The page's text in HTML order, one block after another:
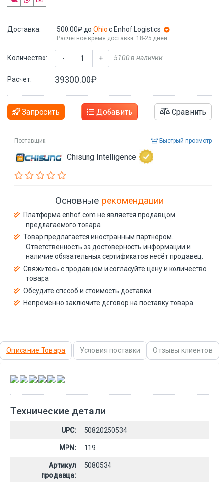
Доставка: 500.00₽ до Ohio с Enhof Logistics
Расчетное время доставки: 18-25 дней
Количество: - + 5100 в наличии
Расчет: 39300.00₽
Запросить Добавить Сравнить
Поставщик Быстрый просмотр
Chisung Intelligence
Основные рекомендации
Платформа enhof.com не является продавцом
предлагаемого товара
Товар предлагается иностранным партнёром.
Ответственность за достоверность информации и
наличие обязательных сертификатов несёт продавец.
Свяжитесь с продавцом и согласуйте цену и количество
товара
Обсудите способ и стоимость доставки
Непременно заключите договор на поставку товара
Описание Товара Условия поставки Отзывы клиентов
, , , , ,
Технические детали
UPC: 50820250534
MPN: 119
Артикул
продавца:
5080534